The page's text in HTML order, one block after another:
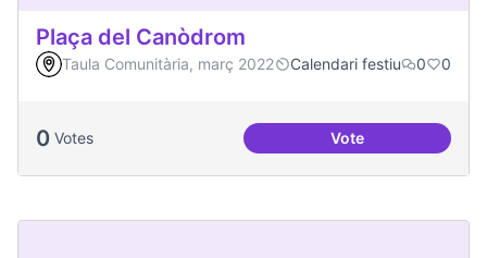
Plaça del Canòdrom
Taula Comunitària, març 2022 Calendari festiu 0 0
0 Votes VotePlaça del